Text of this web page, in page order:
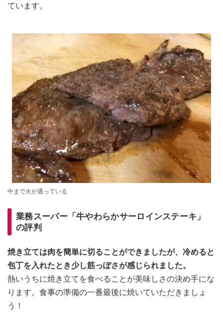
ています。
中まで火が通っている
業務スーパー「牛やわらかサーロインステーキ」
の評判
焼き立ては肉を簡単に切ることができましたが、冷めると
包丁を入れたとき少し筋っぽさが感じられました。
熱いうちに焼き立てを食べることが美味しさの決め手にな
ります。食事の準備の一番最後に焼いていただきましょ
う！